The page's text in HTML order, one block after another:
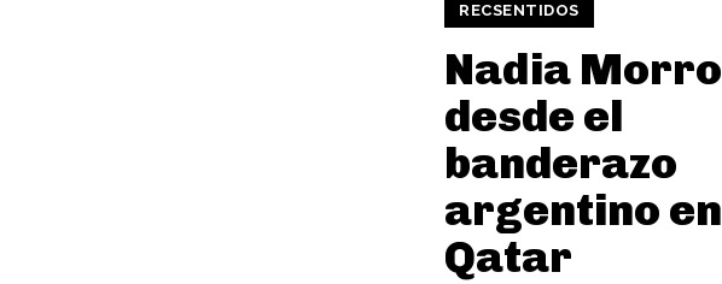
RECSENTIDOS
Nadia Morro
desde el
banderazo
argentino en
Qatar